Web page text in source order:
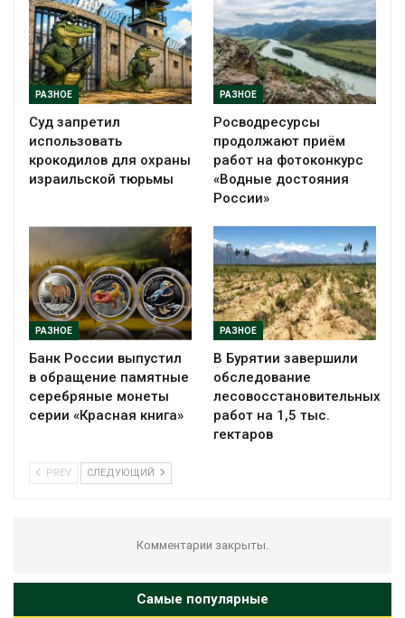
РАЗНОЕ
Суд запретил
использовать
крокодилов для охраны
израильской тюрьмы
РАЗНОЕ
Росводресурсы
продолжают приём
работ на фотоконкурс
«Водные достояния
России»
РАЗНОЕ
Банк России выпустил
в обращение памятные
серебряные монеты
серии «Красная книга»
РАЗНОЕ
В Бурятии завершили
обследование
лесовосстановительных
работ на 1,5 тыс.
гектаров
PREV СЛЕДУЮЩИЙ
Комментарии закрыты.
Самые популярные